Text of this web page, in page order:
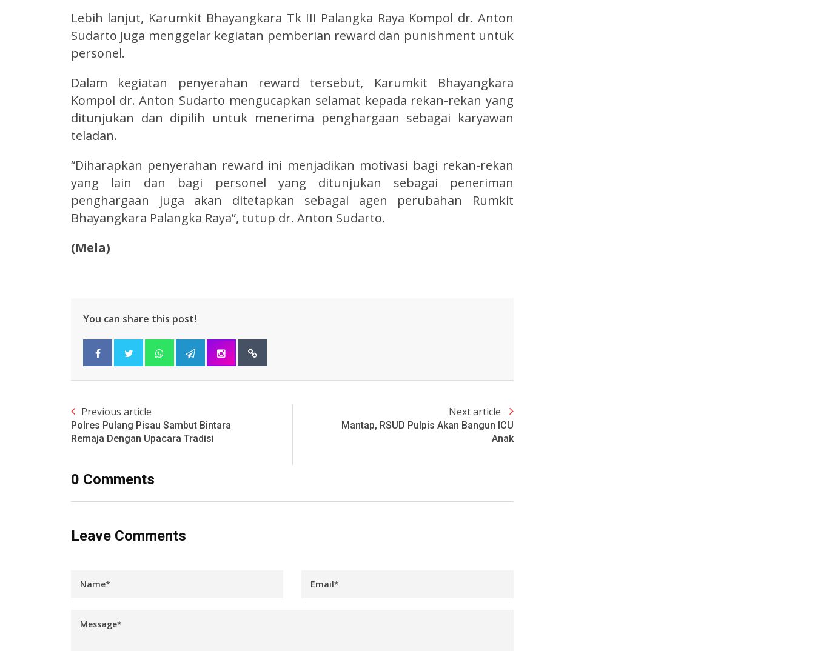
Lebih lanjut, Karumkit Bhayangkara Tk III Palangka Raya Kompol dr. Anton
Sudarto juga menggelar kegiatan pemberian reward dan punishment untuk
personel.
Dalam kegiatan penyerahan reward tersebut, Karumkit Bhayangkara
Kompol dr. Anton Sudarto mengucapkan selamat kepada rekan-rekan yang
ditunjukan dan dipilih untuk menerima penghargaan sebagai karyawan
teladan.
“Diharapkan penyerahan reward ini menjadikan motivasi bagi rekan-rekan
yang lain dan bagi personel yang ditunjukan sebagai peneriman
penghargaan juga akan ditetapkan sebagai agen perubahan Rumkit
Bhayangkara Palangka Raya”, tutup dr. Anton Sudarto.
(Mela)
You can share this post!
Previous article
Polres Pulang Pisau Sambut Bintara
Remaja Dengan Upacara Tradisi
Next article
Mantap, RSUD Pulpis Akan Bangun ICU
Anak
0 Comments
Leave Comments